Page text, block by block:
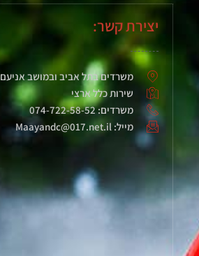
יצירת קשר:
משרדים בתל אביב ובמושב אניעם
שירות כלל ארצי
משרדים: 074-722-58-52
מייל: Maayandc@017.net.il